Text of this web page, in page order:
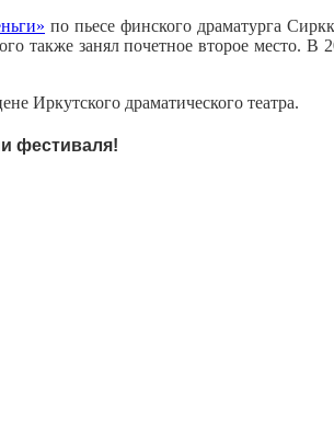
по пьесе финского драматурга
также занял почетное второе место. В
Иркутского драматического театра.
фестиваля!